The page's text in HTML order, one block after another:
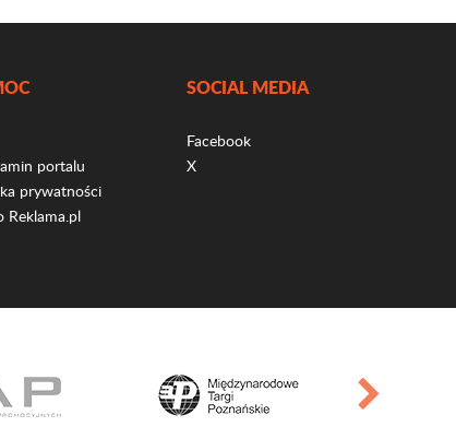
portalu
prywatności
Reklama.pl
SOCIAL MEDIA
Facebook
X